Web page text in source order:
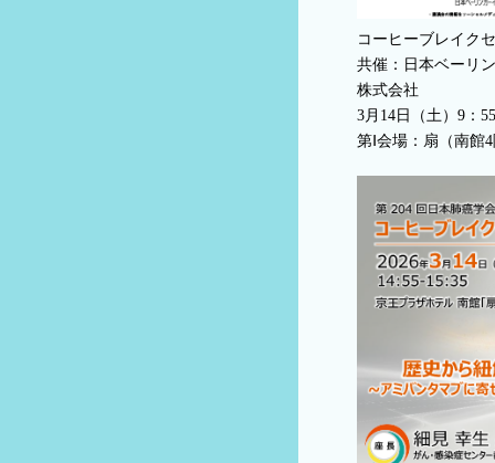
コーヒーブレイク
共催：日本ベーリ
株式会社
3月14日（土）9：
第Ⅰ会場：扇（南館